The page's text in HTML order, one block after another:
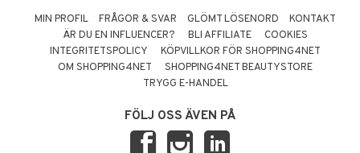
MIN PROFIL FRÅGOR & SVAR GLÖMT LÖSENORD
KONTAKT
ÄR DU EN INFLUENCER?
BLI AFFILIATE
COOKIES
INTEGRITETSPOLICY
KÖPVILLKOR FÖR SHOPPING4NET
OM SHOPPING4NET
SHOPPING4NET BEAUTYSTORE
TRYGG E-HANDEL
FÖLJ OSS ÄVEN PÅ